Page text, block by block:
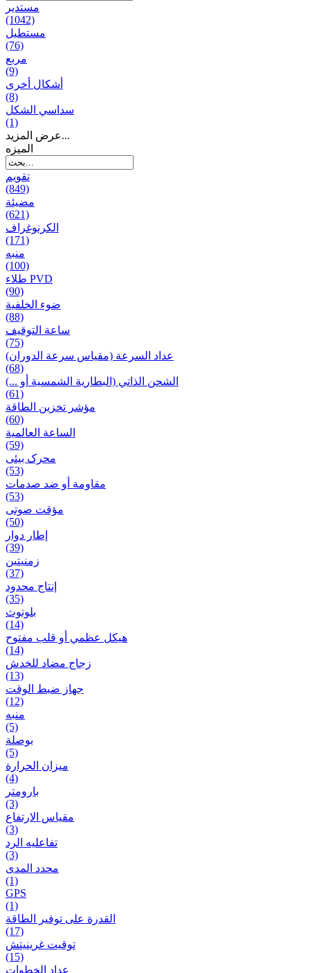
مستدير
(1042)
مستطيل
(76)
مربع
(9)
أشكال أخرى
(8)
سداسي الشكل
(1)
عرض المزيد...
المیزه
تقويم
(849)
مضيئة
(621)
الكرنوغراف
(171)
منبه
(100)
طلاء PVD
(90)
ضوء الخلفية
(88)
ساعة التوقيف
(75)
عداد السرعة (مقياس سرعة الدوران)
(68)
الشحن الذاتي (البطارية الشمسية أو ...)
(61)
مؤشر تخزين الطاقة
(60)
الساعة العالمية
(59)
محرک بیئی
(53)
مقاومة أو ضد صدمات
(53)
مؤقت صوتی
(50)
إطار دوار
(39)
زمنیتین
(37)
إنتاج محدود
(35)
بلوتوث
(14)
هيكل عظمي أو قلب مفتوح
(14)
زجاج مضاد للخدش
(13)
جهاز ضبط الوقت
(12)
منبه
(5)
بوصلة
(5)
ميزان الحرارة
(4)
بارومتر
(3)
مقياس الارتفاع
(3)
تفاعلیه الرد
(3)
محدد المدى
(1)
GPS
(1)
القدرة على توفير الطاقة
(17)
توقيت غرينيتش
(15)
عداد الخطوات